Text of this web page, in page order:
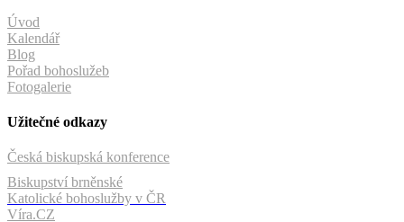
Úvod
Kalendář
Blog
Pořad bohoslužeb
Fotogalerie
Užitečné odkazy
Česká biskupská konference
Biskupství brněnské
Katolické bohoslužby v ČR
Víra.CZ